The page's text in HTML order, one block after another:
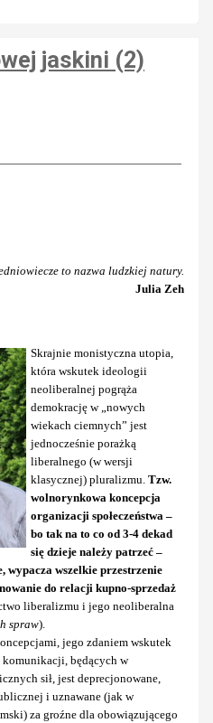
jaskini (2)
to nazwa ludzkiej natury.
Julia Zeh
Skrajnie monistyczna utopia,
która wskutek ideologii
neoliberalnej pogrąża
demokrację w „nowych
wiekach ciemnych” jest
jednocześnie porażką
liberalnego (w wersji
klasycznej) pluralizmu. Tzw.
wolnorynkowa koncepcja
organizacji społeczeństwa –
bo tak na to co od 3-4 dekad
się dzieje należy patrzeć –
wypacza wszelkie przestrzenie
do relacji kupno-sprzedaż
liberalizmu i jego neoliberalna
spraw).
jego zdaniem wskutek
komunikacji, będących w
sił, jest deprecjonowane,
i uznawane (jak w
za groźne dla obowiązującego